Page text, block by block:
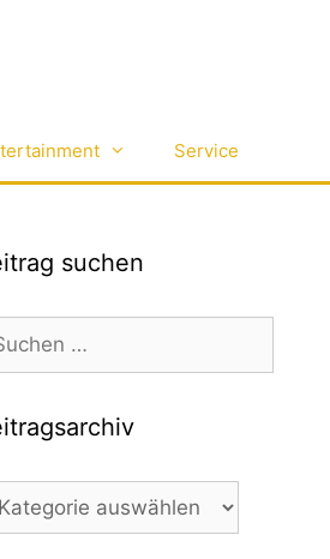
Service
suchen